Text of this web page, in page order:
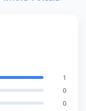
1
0
0